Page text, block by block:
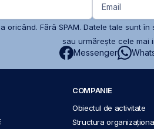
Email
oricând. Fără SPAM. Datele tale sunt în
sau urmărește cele mai
Messenger
COMPANIE
Obiectul de activitate
Structura